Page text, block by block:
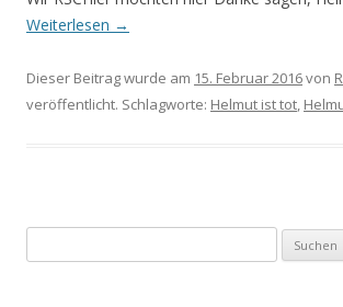
Weiterlesen →
Dieser Beitrag wurde am 15. Februar 2016von
veröffentlicht. Schlagworte: Helmut ist tot,
nach: